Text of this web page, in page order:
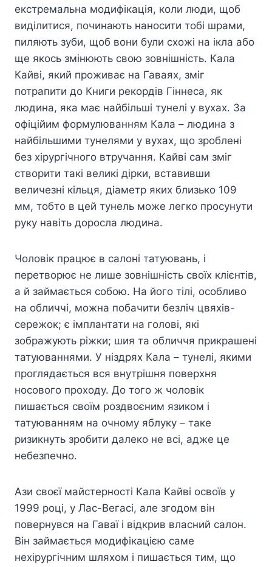
екстремальна модифікація, коли люди, щоб
виділитися, починають наносити тобі шрами,
пиляють зуби, щоб вони були схожі на ікла або
ще якось змінюють свою зовнішність. Кала
Кайві, який проживає на Гаваях, зміг
потрапити до Книги рекордів Гіннеса, як
людина, яка має найбільші тунелі у вухах. За
офіційим формулюванням Кала – людина з
найбільшими тунелями у вухах, що зроблені
без хірургічного втручання. Кайві сам зміг
створити такі великі дірки, вставивши
величезні кільця, діаметр яких близько 109
мм, тобто в цей тунель може легко просунути
руку навіть доросла людина.
Чоловік працює в салоні татуювань, і
перетворює не лише зовнішність своїх клієнтів,
а й займається собою. На його тілі, особливо
на обличчі, можна побачити безліч цвяхів-
сережок; є імплантати на голові, які
зображують ріжки; шия та обличчя прикрашені
татуюваннями. У ніздрях Кала – тунелі, якими
проглядається вся внутрішня поверхня
носового проходу. До того ж чоловік
пишається своїм роздвоєним язиком і
татуюванням на очному яблуку – таке
ризикнуть зробити далеко не всі, адже це
небезпечно.
Ази своєї майстерності Кала Кайві освоїв у
1999 році, у Лас-Вегасі, але згодом він
повернувся на Гаваї і відкрив власний салон.
Він займається модифікацією саме
нехірургічним шляхом і пишається тим, що